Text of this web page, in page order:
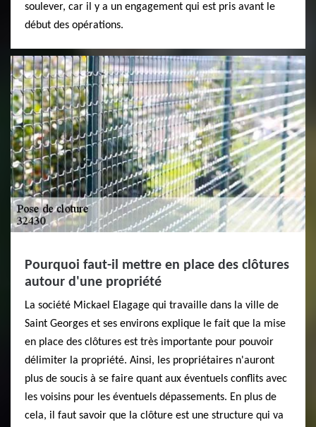
soulever, car il y a un engagement qui est pris avant le
début des opérations.
Pourquoi faut-il mettre en place des clôtures
autour d'une propriété
La société Mickael Elagage qui travaille dans la ville de
Saint Georges et ses environs explique le fait que la mise
en place des clôtures est très importante pour pouvoir
délimiter la propriété. Ainsi, les propriétaires n'auront
plus de soucis à se faire quant aux éventuels conflits avec
les voisins pour les éventuels dépassements. En plus de
cela, il faut savoir que la clôture est une structure qui va